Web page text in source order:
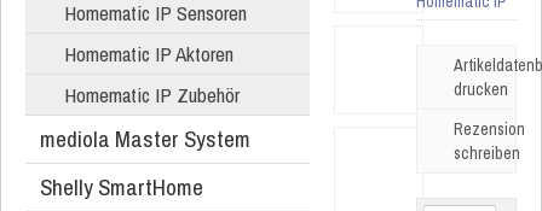
Homematic IP Sensoren
Homematic IP Aktoren
Homematic IP Zubehör
mediola Master System
Shelly SmartHome
drucken
Rezension
schreiben